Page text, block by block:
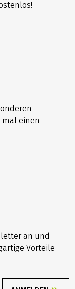
mal einen
an und
Vorteile